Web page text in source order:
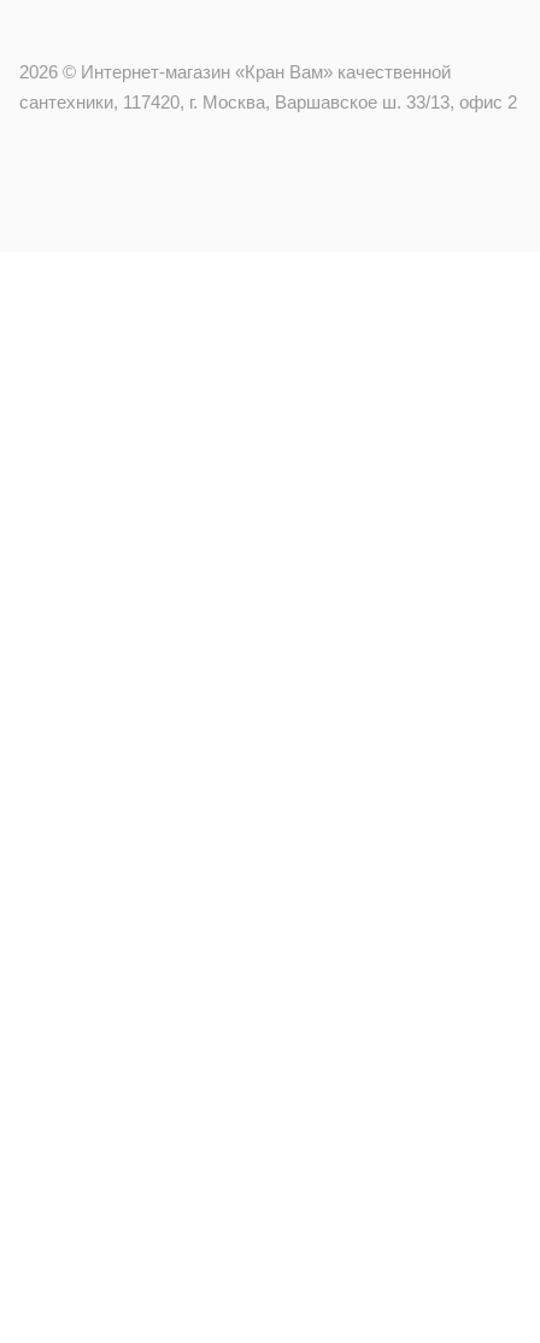
2026 © Интернет-магазин «Кран Вам» качественной
сантехники, 117420, г. Москва, Варшавское ш. 33/13, офис 2